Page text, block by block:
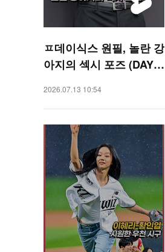
ㅍ데이식스 원필, 놀란 강
아지의 섹시 포즈 (DAY6
폼]
2026.07.13 10:54